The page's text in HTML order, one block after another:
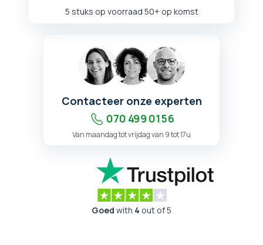
5 stuks op voorraad 50+ op komst
Contacteer onze experten
070 499 01 56
Van maandag tot vrijdag van 9 tot 17u
Goed with 4 out of 5